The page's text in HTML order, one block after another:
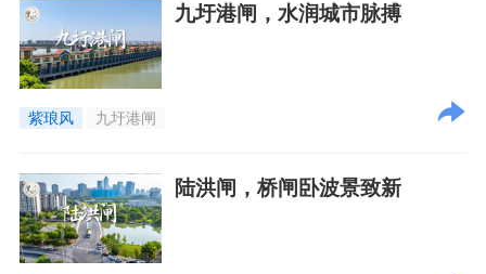
九圩港闸，水润城市脉搏
紫琅风 九圩港闸
陆洪闸，桥闸卧波景致新